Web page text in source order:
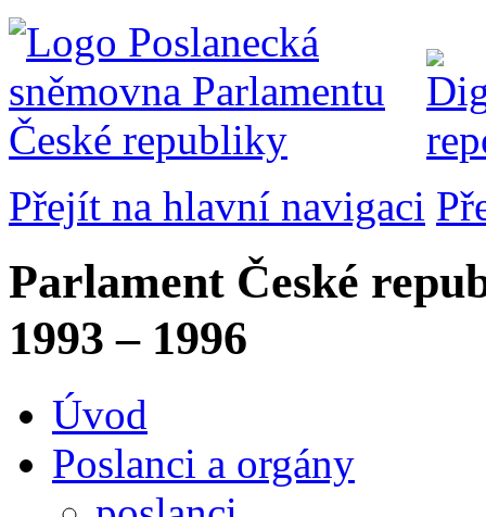
Přejít na hlavní navigaci
Parlament České
1993 – 1996
Úvod
Poslanci a orgány